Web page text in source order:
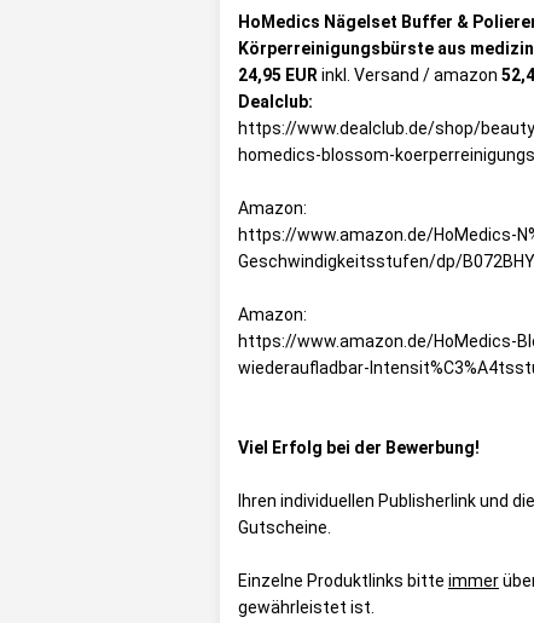
HoMedics Nägelset Buffer &
Körperreinigungsbürste aus
24,95 EUR inkl. Versand / amazon
Dealclub:
https://www.dealclub.de/shop/
homedics-blossom-
Amazon:
https://www.amazon.de/HoMedics-
Geschwindigkeitsstufen/dp/
Amazon:
https://www.amazon.de/HoMedics-
wiederaufladbar-
Viel Erfolg bei der Bewerbung!
Ihren individuellen Publisherlink und
Gutscheine
Einzelne Produktlinks bitte immer
gewährleistet ist.